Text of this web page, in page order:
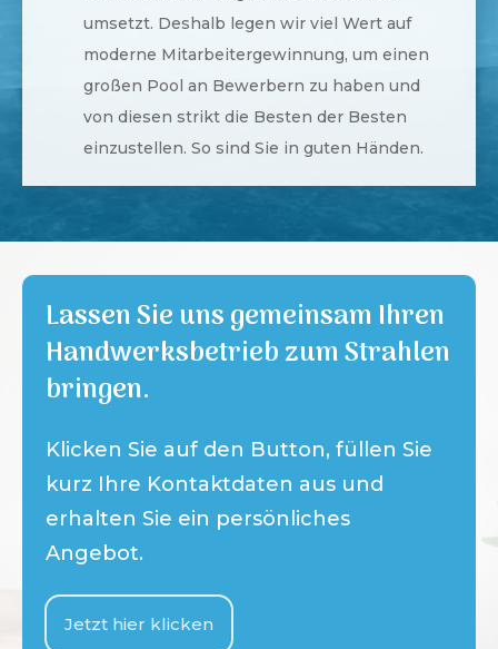
umsetzt. Deshalb legen wir viel Wert auf
moderne Mitarbeitergewinnung, um einen
großen Pool an Bewerbern zu haben und
von diesen strikt die Besten der Besten
einzustellen. So sind Sie in guten Händen.
Lassen Sie uns gemeinsam Ihren
Handwerksbetrieb zum Strahlen
bringen.
Klicken Sie auf den Button, füllen Sie
kurz Ihre Kontaktdaten aus und
erhalten Sie ein persönliches
Angebot.
Jetzt hier klicken